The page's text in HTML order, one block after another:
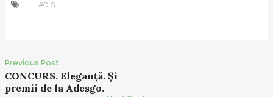
#C.S.
P
o
Previous Post
CONCURS. Eleganță. Și
premii de la Adesgo.